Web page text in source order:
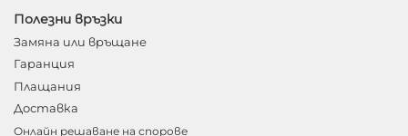
Полезни връзки
Замяна или връщане
Гаранция
Плащания
Доставка
Онлайн решаване на спорове